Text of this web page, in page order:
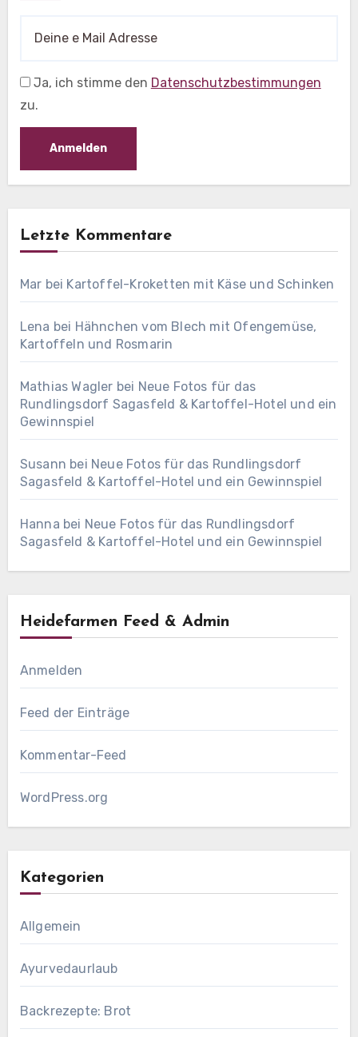
Ja, ich stimme den Datenschutzbestimmungen
zu.
Letzte Kommentare
Mar bei Kartoffel-Kroketten mit Käse und Schinken
Lena bei Hähnchen vom Blech mit Ofengemüse,
Kartoffeln und Rosmarin
Mathias Wagler bei Neue Fotos für das
Rundlingsdorf Sagasfeld & Kartoffel-Hotel und ein
Gewinnspiel
Susann bei Neue Fotos für das Rundlingsdorf
Sagasfeld & Kartoffel-Hotel und ein Gewinnspiel
Hanna bei Neue Fotos für das Rundlingsdorf
Sagasfeld & Kartoffel-Hotel und ein Gewinnspiel
Heidefarmen Feed & Admin
Anmelden
Feed der Einträge
Kommentar-Feed
WordPress.org
Kategorien
Allgemein
Ayurvedaurlaub
Backrezepte: Brot